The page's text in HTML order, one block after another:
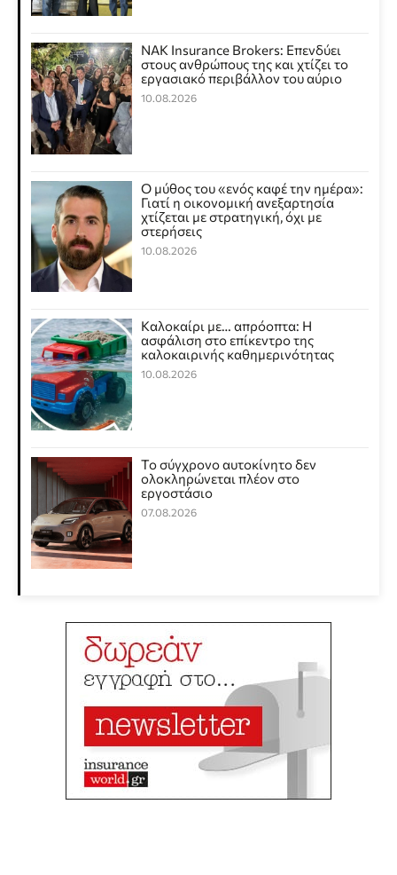
NAK Insurance Brokers: Επενδύει
στους ανθρώπους της και χτίζει το
εργασιακό περιβάλλον του αύριο
10.08.2026
Ο μύθος του «ενός καφέ την ημέρα»:
Γιατί η οικονομική ανεξαρτησία
χτίζεται με στρατηγική, όχι με
στερήσεις
10.08.2026
Καλοκαίρι με… απρόοπτα: Η
ασφάλιση στο επίκεντρο της
καλοκαιρινής καθημερινότητας
10.08.2026
Το σύγχρονο αυτοκίνητο δεν
ολοκληρώνεται πλέον στο
εργοστάσιο
07.08.2026